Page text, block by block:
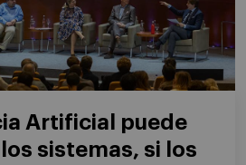
Artificial puede
sistemas, si los